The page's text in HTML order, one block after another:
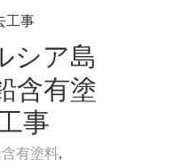
工事
シア島
含有塗
事
有塗料,